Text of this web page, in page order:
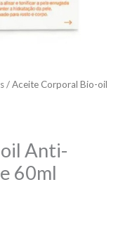
/ Aceite Corporal Bio-oil
Anti-
60ml